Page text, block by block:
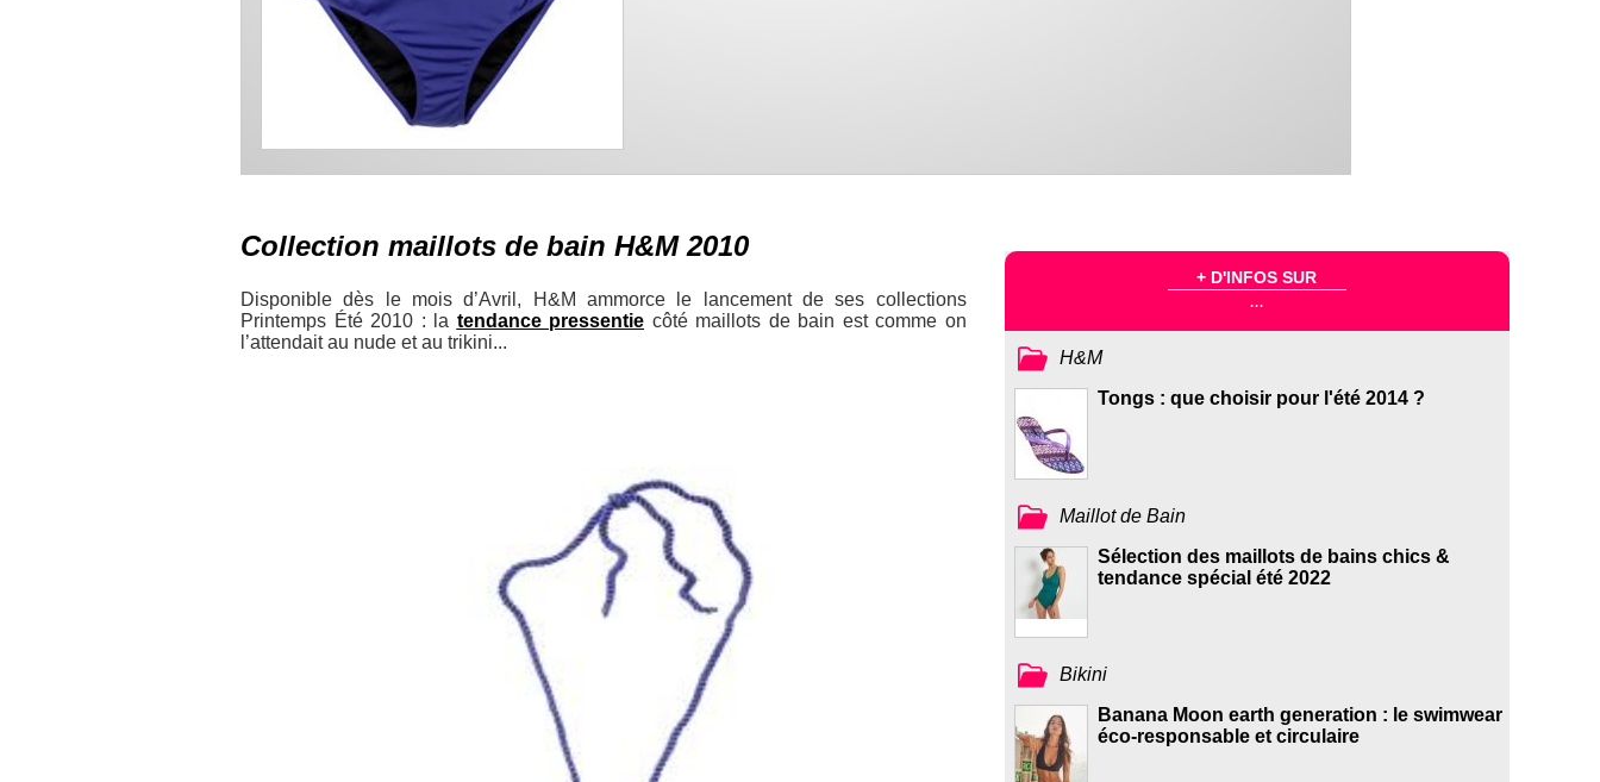
Collection maillots de bain H&M 2010
Disponible dès le mois d’Avril, H&M ammorce le lancement de ses collections
Printemps Été 2010 : la tendance pressentie côté maillots de bain est comme on
l’attendait au nude et au trikini...
+ D'INFOS SUR
...
H&M
Tongs : que choisir pour l'été 2014 ?
Maillot de Bain
Sélection des maillots de bains chics &
tendance spécial été 2022
Bikini
Banana Moon earth generation : le swimwear
éco-responsable et circulaire